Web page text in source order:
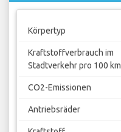
Körpertyp
Kraftstoffverbrauch im
Stadtverkehr pro 100 km
CO2-Emissionen
Antriebsräder